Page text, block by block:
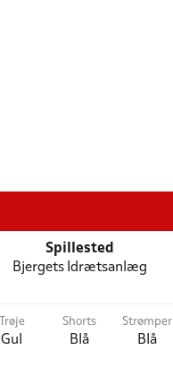
Spillested
Bjergets Idrætsanlæg
Trøje
Gul
Shorts
Blå
Strømper
Blå